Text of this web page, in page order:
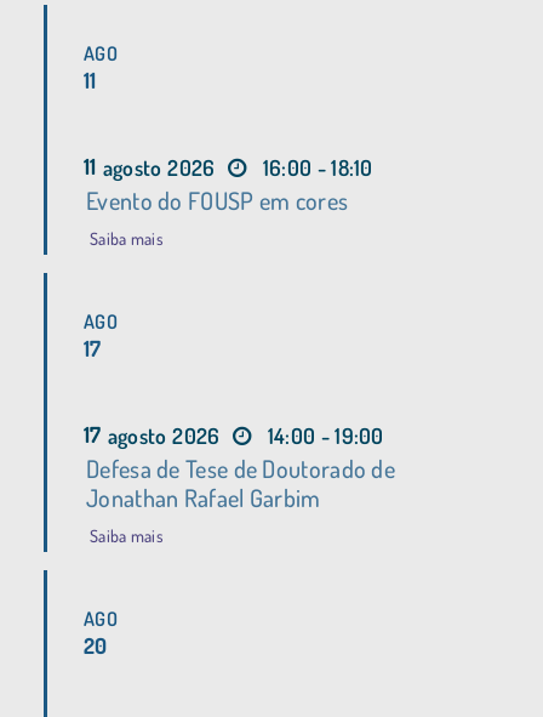
AGO
11
11 agosto 2026 16:00 - 18:10
Evento do FOUSP em cores
Saiba mais
AGO
17
17 agosto 2026 14:00 - 19:00
Defesa de Tese de Doutorado de
Jonathan Rafael Garbim
Saiba mais
AGO
20